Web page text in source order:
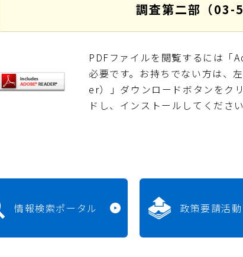
調査第二部（03-
PDFファイルを閲覧するには
必要です。お持ちでない方は
er）」ダウンロードボタンをク
ドし、インストールしてください
情報検索ポータル 政策要請活動